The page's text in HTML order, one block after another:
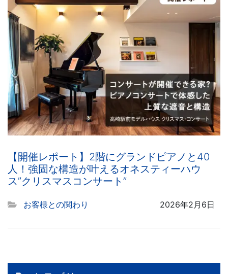
【開催レポート】2階にグランドピアノと40
人！強固な構造が叶えるオネスティーハウ
ス”クリスマスコンサート”
お客様との関わり 2026年2月6日